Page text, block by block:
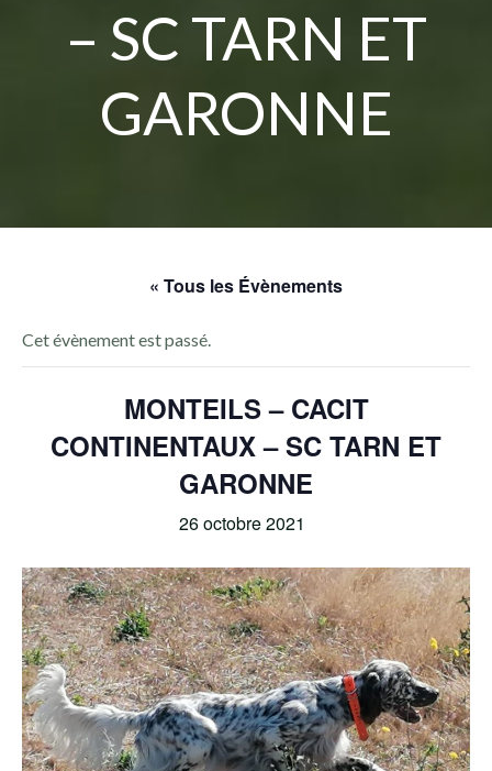
– SC TARN ET
GARONNE
« Tous les Évènements
Cet évènement est passé.
MONTEILS – CACIT
CONTINENTAUX – SC TARN ET
GARONNE
26 octobre 2021